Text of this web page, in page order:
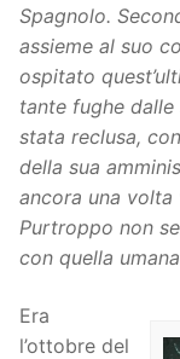
Spagnolo.
assieme al suo
ospitato
tante fughe
stata reclusa,
della sua
ancora una volta
Purtroppo non
con quella
Era
l’ottobre del